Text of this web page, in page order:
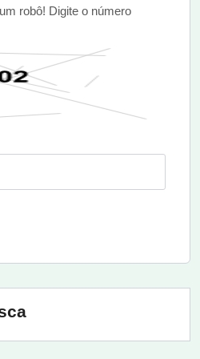
robô! Digite o número